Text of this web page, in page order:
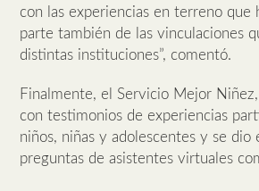
con las experiencias en terreno que
parte también de las vinculaciones
distintas instituciones”, comentó.
Finalmente, el Servicio Mejor
con testimonios de experiencias
niños, niñas y adolescentes y se dio
preguntas de asistentes virtuales